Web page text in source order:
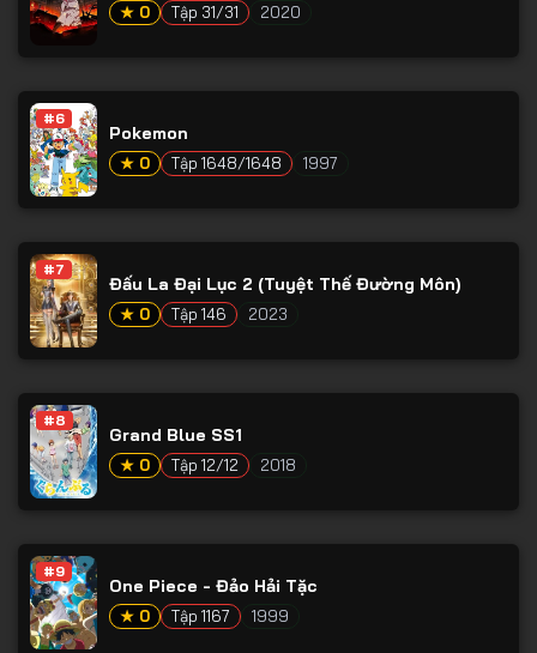
★ 0 Tập 31/31 2020
#6
Pokemon
★ 0 Tập 1648/1648 1997
#7
Đấu La Đại Lục 2 (Tuyệt Thế Đường Môn)
★ 0 Tập 146 2023
#8
Grand Blue SS1
★ 0 Tập 12/12 2018
#9
One Piece - Đảo Hải Tặc
★ 0 Tập 1167 1999